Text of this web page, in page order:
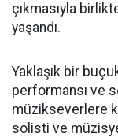
çıkmasıyla
yaşandı.
Yaklaşık bir
performansı ve
müzikseverlere
solisti ve